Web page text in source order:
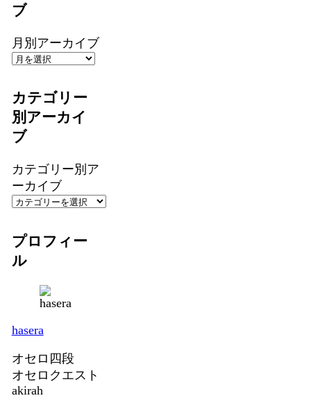
ブ
月別アーカイブ
カテゴリー
別アーカイ
ブ
カテゴリー別ア
ーカイブ
プロフィー
ル
hasera
オセロ四段
オセロクエスト
akirah